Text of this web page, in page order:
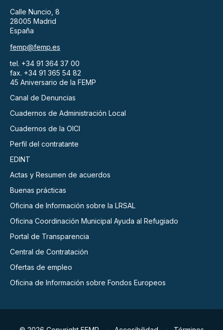
Calle Nuncio, 8
28005 Madrid
España
femp@femp.es
tel. +34 91 364 37 00
fax. +34 91 365 54 82
45 Aniversario de la FEMP
Canal de Denuncias
Cuadernos de Administración Local
Cuadernos de la OICI
Perfil del contratante
EDINT
Actas y Resumen de acuerdos
Buenas prácticas
Oficina de Información sobre la LRSAL
Oficina Coordinación Municipal Ayuda al Refugiado
Portal de Transparencia
Central de Contratación
Ofertas de empleo
Oficina de Información sobre Fondos Europeos